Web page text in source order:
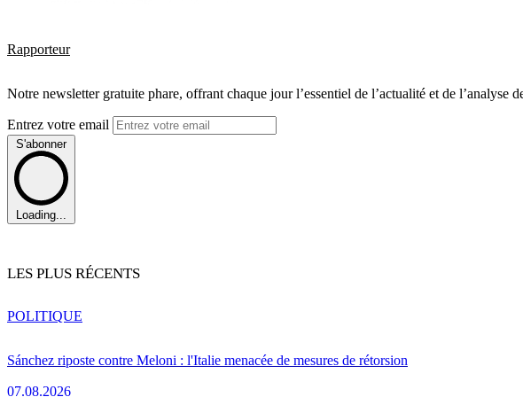
Rapporteur
Notre newsletter gratuite phare, offrant chaque jour l’essentiel de l’actualité et de
Entrez votre email
S'abonner
Loading...
LES PLUS RÉCENTS
Sánchez riposte contre Meloni : l'Italie menacée de mesures de rétorsion
07.08.2026
POLITIQUE